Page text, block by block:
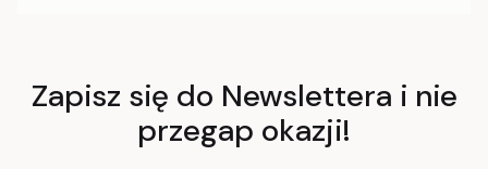
Zapisz się do Newslettera i nie
przegap okazji!